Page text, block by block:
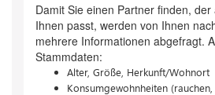
Damit Sie einen Partner finden, der
Ihnen passt, werden von Ihnen
mehrere Informationen abgefragt.
Stammdaten:
Alter, Größe, Herkunft/Wohnort
Konsumgewohnheiten